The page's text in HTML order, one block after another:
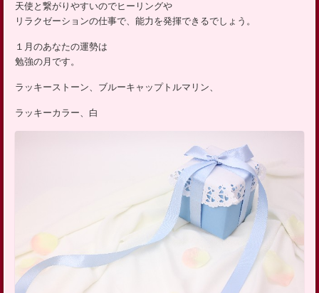
キ
プ
天使と繋がりやすいのでヒーリングや
リラクゼーションの仕事で、能力を発揮できるでしょう。
１月のあなたの運勢は
勉強の月です。
ラッキーストーン、ブルーキャップトルマリン、
ラッキーカラー、白